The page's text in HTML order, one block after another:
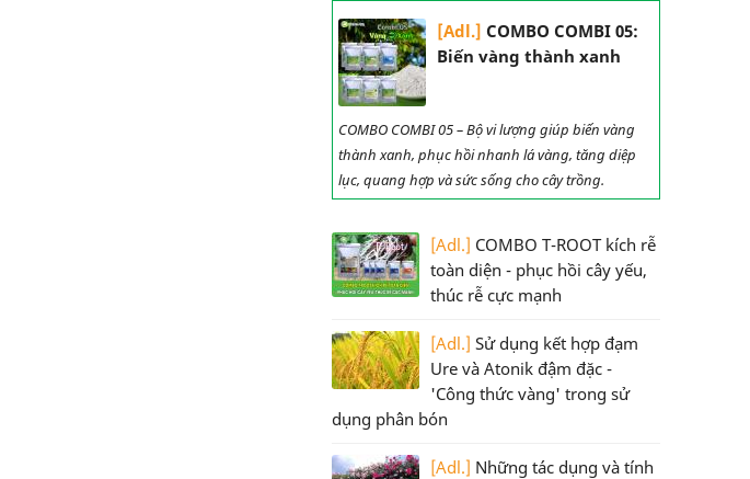
[Adl.] COMBO COMBI 05:
Biến vàng thành xanh
COMBO COMBI 05 – Bộ vi lượng giúp biến vàng
thành xanh, phục hồi nhanh lá vàng, tăng diệp
lục, quang hợp và sức sống cho cây trồng.
[Adl.] COMBO T-ROOT kích rễ
toàn diện - phục hồi cây yếu,
thúc rễ cực mạnh
[Adl.] Sử dụng kết hợp đạm
Ure và Atonik đậm đặc -
'Công thức vàng' trong sử
dụng phân bón
[Adl.] Những tác dụng và tính